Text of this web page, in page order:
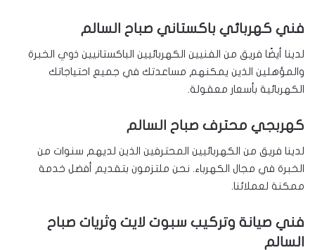
فني كهربائي باكستاني صباح السالم
لدينا أيضًا فريق من الفنيين الكهربائيين الباكستانيين ذوي الخبرة
والمؤهلين الذين يمكنهم مساعدتك في جميع احتياجاتك
الكهربائية بأسعار معقولة.
كهربجي محترف صباح السالم
لدينا فريق من الكهربائيين المحترفين الذين لديهم سنوات من
الخبرة في مجال الكهرباء. نحن ملتزمون بتقديم أفضل خدمة
ممكنة لعملائنا.
فني صيانة وتركيب سبوت لايت وثريات صباح
السالم